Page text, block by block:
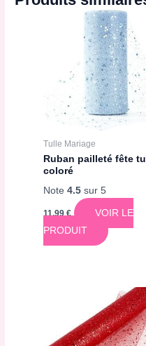
Tulle Mariage
Ruban pailleté fête
coloré
Note4.5 sur 5
11,99€
VOIR LE
PRODUIT